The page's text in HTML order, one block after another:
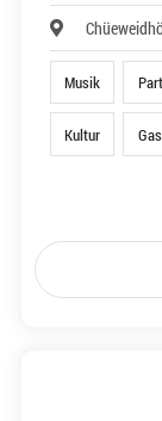
Musik
Kultur